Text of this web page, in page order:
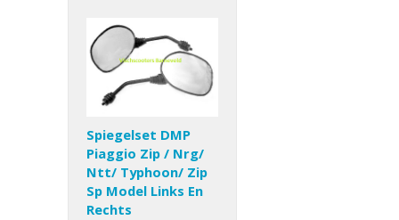
Spiegelset DMP
Piaggio Zip / Nrg/
Ntt/ Typhoon/ Zip
Sp Model Links En
Rechts